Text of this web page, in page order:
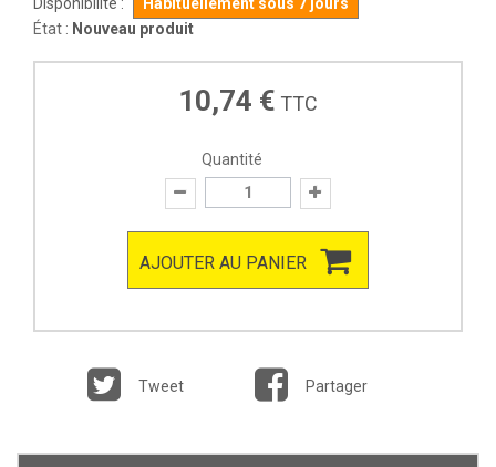
État : Nouveau produit
10,74 € TTC
Quantité
AJOUTER AU PANIER
Tweet Partager